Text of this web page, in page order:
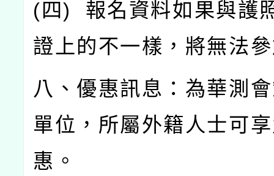
( 四) 報名資料如果與護
證上的不一樣，將無法
八、優惠訊息：為華測
單位，所屬外籍人士可
惠。